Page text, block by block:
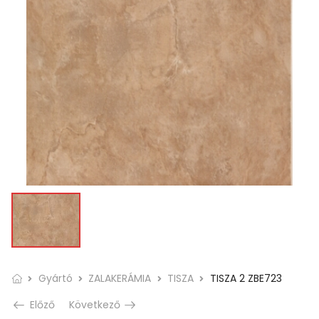
Gyártó ZALAKERÁMIA TISZA
TISZA 2 ZBE723
Előző
Következő